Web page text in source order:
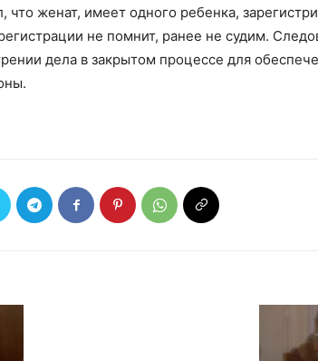
что женат, имеет одного ребенка,
не помнит, ранее не судим.
дела в закрытом процессе для